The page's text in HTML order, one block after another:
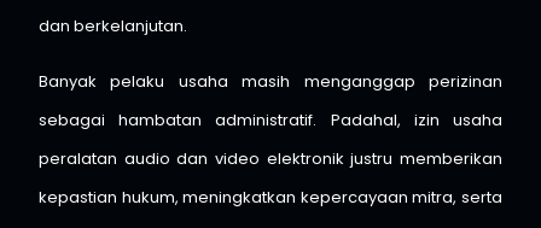
dan berkelanjutan.
Banyak pelaku usaha masih menganggap perizinan
sebagai hambatan administratif. Padahal, izin usaha
peralatan audio dan video elektronik justru memberikan
kepastian hukum, meningkatkan kepercayaan mitra, serta